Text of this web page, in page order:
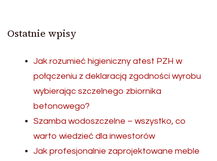
Ostatnie wpisy
Jak rozumieć higieniczny atest PZH w
połączeniu z deklaracją zgodności wyrobu
wybierając szczelnego zbiornika
betonowego?
Szamba wodoszczelne – wszystko, co
warto wiedzieć dla inwestorów
Jak profesjonalnie zaprojektowane meble